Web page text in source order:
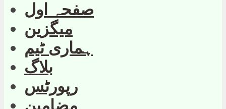
صفحہ اول
میگزین
ہماری ٹیم
بلاگ
رپورٹس